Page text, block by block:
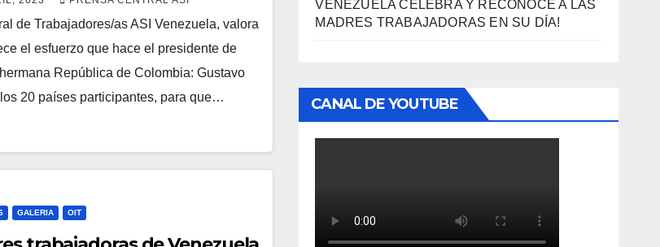
a celebraese en
Colombia
de Trabajadores/as ASI Venezuela, valora
el esfuerzo que hace el presidente de
República de Colombia: Gustavo
20 países participantes, para que…
GALERIA OIT
VENEZUELA CELEBRA Y RECONOCE A LAS
MADRES TRABAJADORAS EN SU DÍA!
CANAL DE YOUTUBE